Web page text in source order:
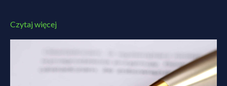
Czytaj więcej